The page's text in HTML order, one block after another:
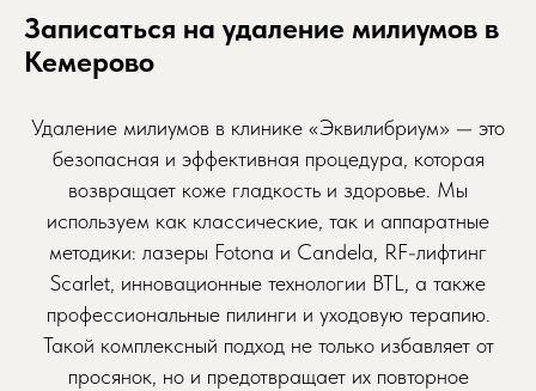
Записаться на удаление милиумов в
Кемерово
Удаление милиумов в клинике «Эквилибриум» — это
безопасная и эффективная процедура, которая
возвращает коже гладкость и здоровье. Мы
используем как классические, так и аппаратные
методики: лазеры Fotona и Candela, RF-лифтинг
Scarlet, инновационные технологии BTL, а также
профессиональные пилинги и уходовую терапию.
Такой комплексный подход не только избавляет от
просянок, но и предотвращает их повторное